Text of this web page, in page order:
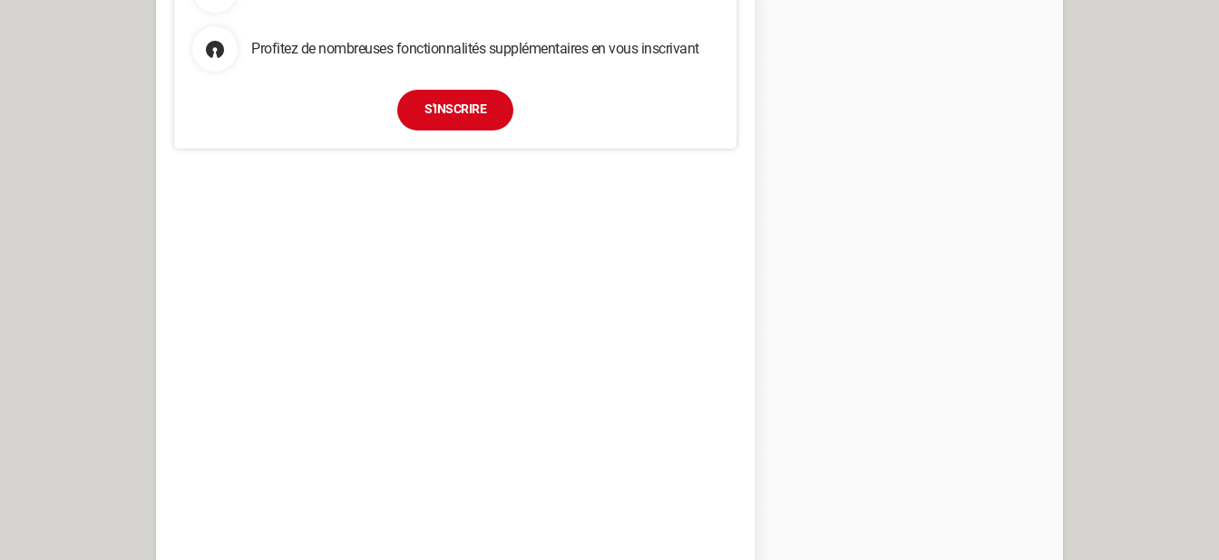
Profitez de nombreuses fonctionnalités supplémentaires en vous inscrivant
S'INSCRIRE